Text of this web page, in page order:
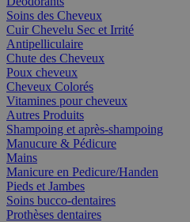
Soins des Cheveux
Cuir Chevelu Sec et Irrité
Antipelliculaire
Chute des Cheveux
Poux cheveux
Cheveux Colorés
Vitamines pour cheveux
Autres Produits
Shampoing et après-shampoing
Manucure & Pédicure
Mains
Manicure en Pedicure/Handen
Pieds et Jambes
Soins bucco-dentaires
Prothèses dentaires